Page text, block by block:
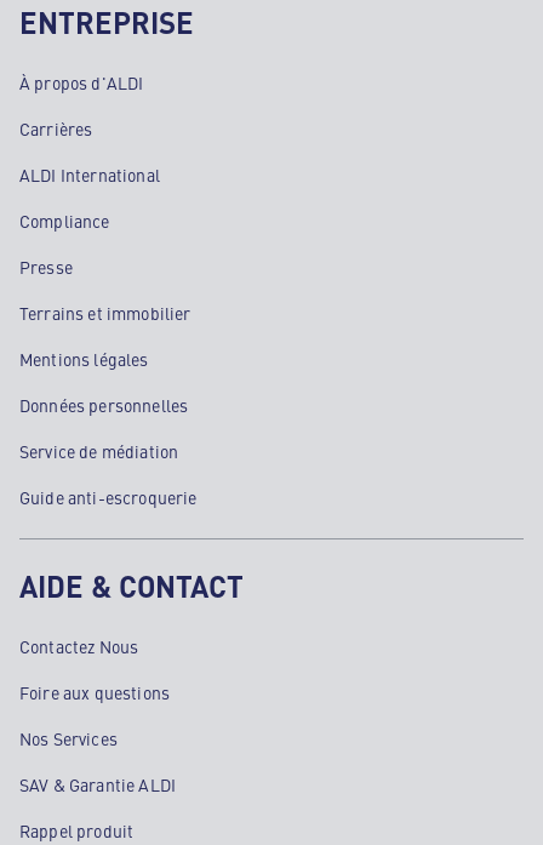
ENTREPRISE
À propos d'ALDI
Carrières
ALDI International
Compliance
Presse
Terrains et immobilier
Mentions légales
Données personnelles
Service de médiation
Guide anti-escroquerie
AIDE & CONTACT
Contactez Nous
Foire aux questions
Nos Services
SAV & Garantie ALDI
Rappel produit